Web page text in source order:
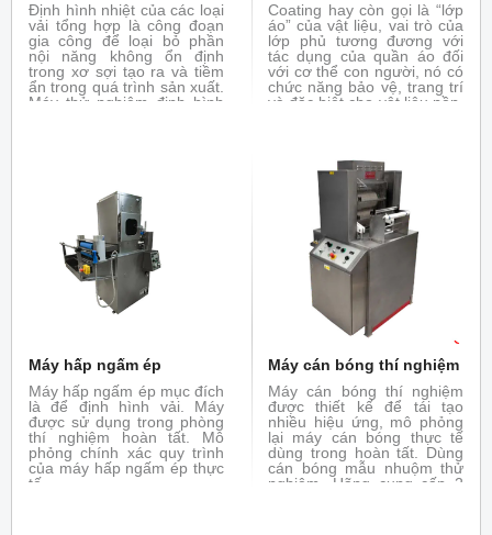
Định hình nhiệt của các loại
vải tổng hợp là công đoạn
gia công để loại bỏ phần
nội năng không ổn định
trong xơ sợi tạo ra và tiềm
ẩn trong quá trình sản xuất.
Máy thử nghiệm định hình
nghiệm hoàn tất
Coating hay còn gọi là “lớp
áo” của vật liệu, vai trò của
lớp phủ tương đương với
tác dụng của quần áo đối
với cơ thể con người, nó có
chức năng bảo vệ, trang trí
và đặc biệt cho vật liệu nền.
tráng phủ (hồ bột). Máy thử
nghiệm hoàn tất tráng phủ
là thiết bị lý tưởng nó được
thiết kế đặc biệt để bổ sung
cho thiết bị TFO và Mini-
Thermo. Máy mô phỏng lại
các kĩ thuật tráng phủ khác
Máy hấp ngấm ép
Máy hấp ngấm ép mục đích
là để định hình vải. Máy
được sử dụng trong phòng
thí nghiệm hoàn tất. Mô
phỏng chính xác quy trình
của máy hấp ngấm ép thực
tế
Máy cán bóng thí nghiệm
Máy cán bóng thí nghiệm
được thiết kế để tái tạo
nhiều hiệu ứng, mô phỏng
lại máy cán bóng thực tế
dùng trong hoàn tất. Dùng
cán bóng mẫu nhuộm thử
nghiệm. Hãng cung cấp 2